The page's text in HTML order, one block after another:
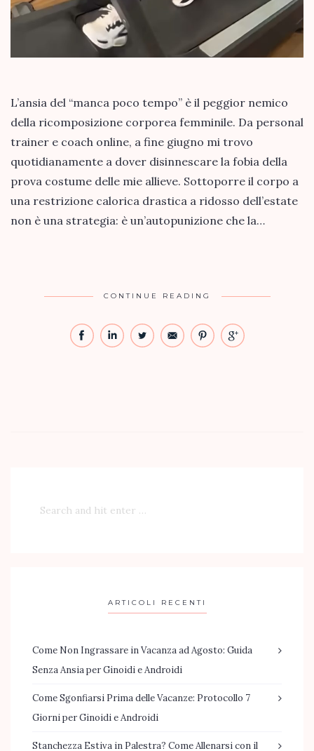
L’ansia del “manca poco tempo” è il peggior nemico
della ricomposizione corporea femminile. Da personal
trainer e coach online, a fine giugno mi trovo
quotidianamente a dover disinnescare la fobia della
prova costume delle mie allieve. Sottoporre il corpo a
una restrizione calorica drastica a ridosso dell’estate
non è una strategia: è un’autopunizione che la…
CONTINUE READING
ARTICOLI RECENTI
Come Non Ingrassare in Vacanza ad Agosto: Guida
Senza Ansia per Ginoidi e Androidi
Come Sgonfiarsi Prima delle Vacanze: Protocollo 7
Giorni per Ginoidi e Androidi
Stanchezza Estiva in Palestra? Come Allenarsi con il